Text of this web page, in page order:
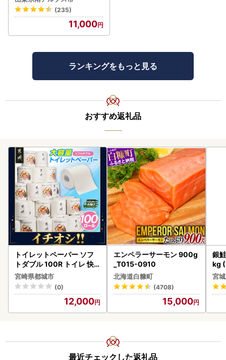
すめ 産地直送 新鮮 フレッ
シュ 高栄養素 南アルプス市
(235)
11,000
ランキングをもっと見る
おすすめ返礼品
トイレットペーパー ソフ
トダブル 100R トイレ 快
速〔12-I5-TP100-R〕
宮崎県都城市
(0)
12,000
エンペラーサーモン 900g
_T015-0910
北海道白糠町
(4708)
15,000
銀
kg
宮
最近チェックした返礼品